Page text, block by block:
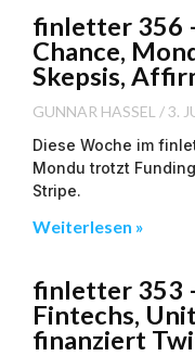
finletter 356
Chance,
Skepsis,
GUNNAR HASSEL
3.
Diese Woche im
Mondu trotzt
Stripe.
Weiterlesen »
finletter 353
Fintechs,
finanziert